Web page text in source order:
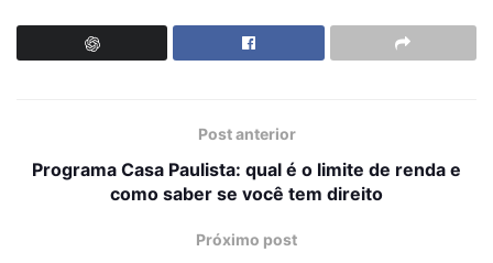
Post anterior
Programa Casa Paulista: qual é o limite de renda e
como saber se você tem direito
Próximo post